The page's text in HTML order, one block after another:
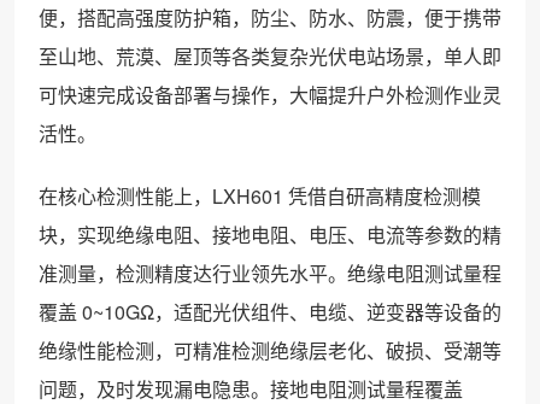
便，搭配高强度防护箱，防尘、防水、防震，便于携带
至山地、荒漠、屋顶等各类复杂光伏电站场景，单人即
可快速完成设备部署与操作，大幅提升户外检测作业灵
活性。
在核心检测性能上，LXH601 凭借自研高精度检测模
块，实现绝缘电阻、接地电阻、电压、电流等参数的精
准测量，检测精度达行业领先水平。绝缘电阻测试量程
覆盖 0~10GΩ，适配光伏组件、电缆、逆变器等设备的
绝缘性能检测，可精准检测绝缘层老化、破损、受潮等
问题，及时发现漏电隐患。接地电阻测试量程覆盖